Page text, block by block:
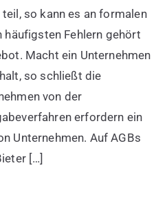
so kann es an formalen
häufigsten Fehlern gehört
Macht ein Unternehmen
so schließt die
von der
erfordern ein
Unternehmen. Auf AGBs
[…]